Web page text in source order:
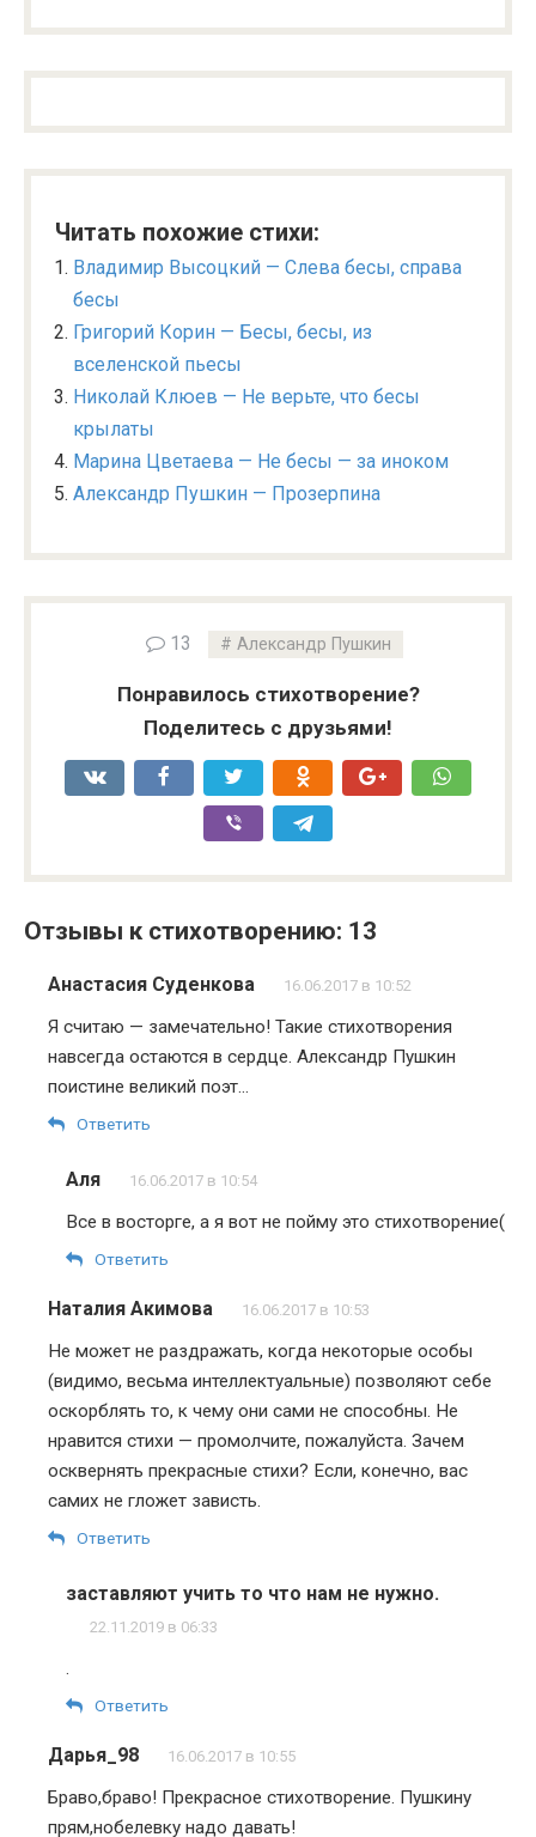
Читать похожие стихи:
Владимир Высоцкий — Слева бесы, справа
бесы
Григорий Корин — Бесы, бесы, из
вселенской пьесы
Николай Клюев — Не верьте, что бесы
крылаты
Марина Цветаева — Не бесы — за иноком
Александр Пушкин — Прозерпина
13 Александр Пушкин
Понравилось стихотворение?
Поделитесь с друзьями!
Отзывы к стихотворению: 13
Анастасия Суденкова 16.06.2017 в 10:52
Я считаю — замечательно! Такие стихотворения
навсегда остаются в сердце. Александр Пушкин
поистине великий поэт…
Ответить
Аля 16.06.2017 в 10:54
Все в восторге, а я вот не пойму это стихотворение(
Ответить
Наталия Акимова 16.06.2017 в 10:53
Не может не раздражать, когда некоторые особы
(видимо, весьма интеллектуальные) позволяют себе
оскорблять то, к чему они сами не способны. Не
нравится стихи — промолчите, пожалуйста. Зачем
осквернять прекрасные стихи? Если, конечно, вас
самих не гложет зависть.
Ответить
заставляют учить то что нам не нужно.
22.11.2019 в 06:33
Ответить
Дарья_98 16.06.2017 в 10:55
Браво,браво! Прекрасное стихотворение. Пушкину
прям,нобелевку надо давать!